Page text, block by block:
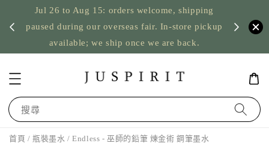
Jul 26 to Aug 15: orders welcome, shipping
paused during our overseas fair. In-store pickup
available; we ship once we are back.
US
搜尋
首頁 /瓶裝墨水 / Endless - 巫師的鉛筆 煉金術 鋼筆墨水